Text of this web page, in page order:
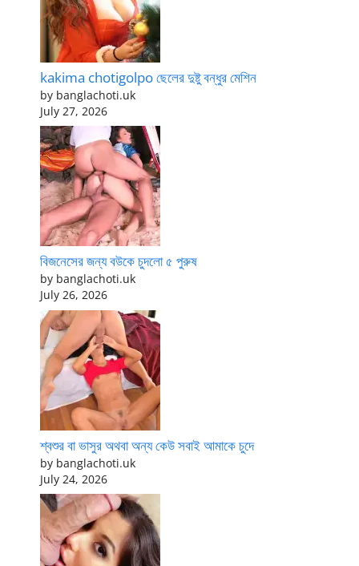
kakima chotigolpo ছেলের দুষ্টু বন্ধুর মেশিন
by banglachoti.uk
July 27, 2026
বিজনেসের জন্য বউকে চুদলো ৫ পুরুষ
by banglachoti.uk
July 26, 2026
শ্বশুর বা ভাসুর অথবা অন্য কেউ সবাই আমাকে চুদে
by banglachoti.uk
July 24, 2026